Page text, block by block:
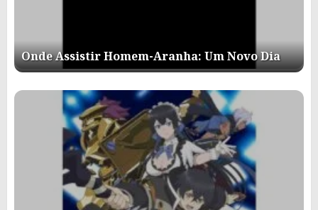
Onde Assistir Homem-Aranha: Um Novo Dia